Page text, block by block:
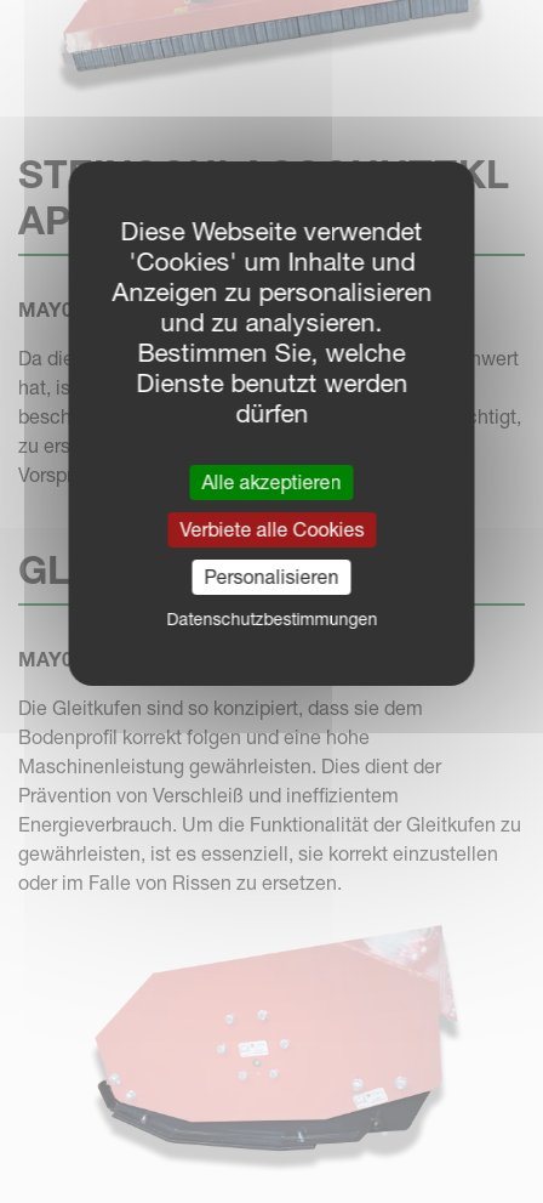
STEINSCHLAGSCHUTZKL
APPE
MAY040035.61 - MAY010028Y
Da die Sicherheit bei Kverneland einen hohen Stellenwert
hat, ist es essenziell, eine fehlende Klappe oder eine
beschädigte Klappe, die ihre Funktionalität beeinträchtigt,
zu ersetzen, um das Risiko von Verletzungen durch
Vorsprünge zu minimieren.
GLEITKUFEN
MAY0400011.86 - MAY0400012.86
Die Gleitkufen sind so konzipiert, dass sie dem
Bodenprofil korrekt folgen und eine hohe
Maschinenleistung gewährleisten. Dies dient der
Prävention von Verschleiß und ineffizientem
Energieverbrauch. Um die Funktionalität der Gleitkufen zu
gewährleisten, ist es essenziell, sie korrekt einzustellen
oder im Falle von Rissen zu ersetzen.
Diese Webseite verwendet
'Cookies' um Inhalte und
Anzeigen zu personalisieren
und zu analysieren.
Bestimmen Sie, welche
Dienste benutzt werden
dürfen
Alle akzeptieren
Verbiete alle Cookies
Personalisieren
Datenschutzbestimmungen